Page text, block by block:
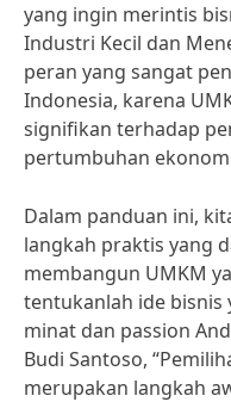
yang ingin merintis
Industri Kecil dan
peran yang sangat
Indonesia, karena
signifikan terhadap
pertumbuhan
Dalam panduan ini,
langkah praktis yang
membangun UMKM
tentukanlah ide bisnis
minat dan passion
Budi Santoso,
merupakan langkah